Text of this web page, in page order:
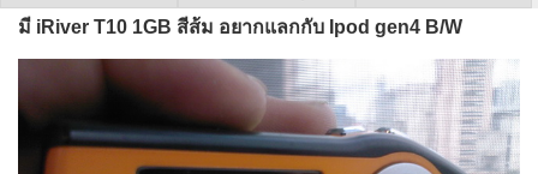
มี iRiver T10 1GB สีส้ม อยากแลกกับ Ipod gen4 B/W